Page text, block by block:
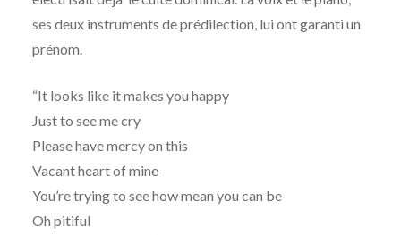
ses deux instruments de prédilection, lui ont garanti un
prénom.
“It looks like it makes you happy
Just to see me cry
Please have mercy on this
Vacant heart of mine
You’re trying to see how mean you can be
Oh pitiful